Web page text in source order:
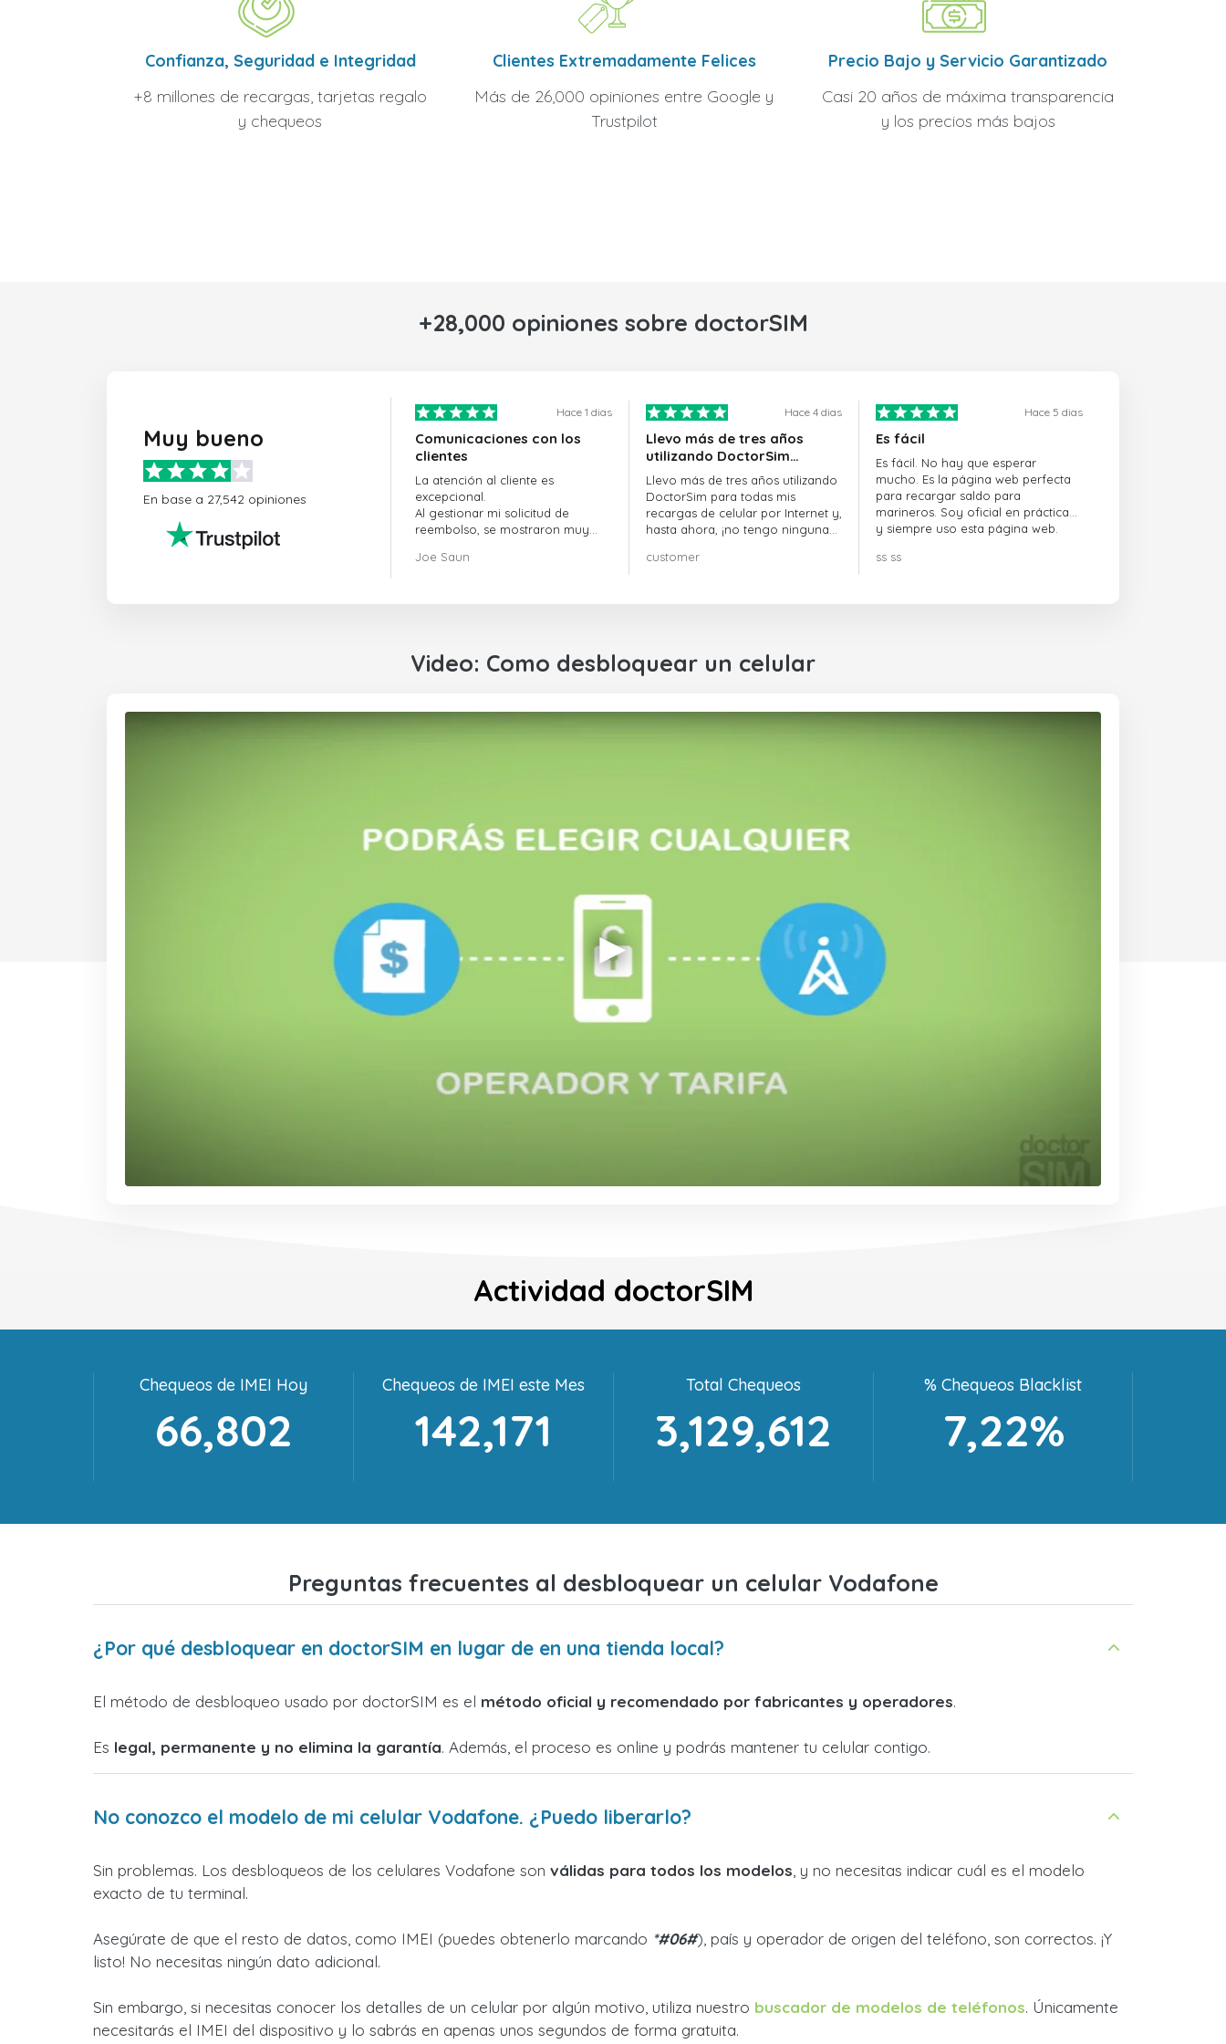
Confianza, Seguridad e Integridad
+8 millones de recargas, tarjetas regalo
y chequeos
Clientes Extremadamente Felices
Más de 26,000 opiniones entre Google y
Trustpilot
Precio Bajo y Servicio Garantizado
Casi 20 años de máxima transparencia
y los precios más bajos
+28,000 opiniones sobre doctorSIM
Muy bueno
En base a 27,542 opiniones
Hace 1 dias
Comunicaciones con los
clientes
La atención al cliente es
excepcional.
Al gestionar mi solicitud de
reembolso, se mostraron muy
gestión, y resolvieron mi
Joe Saun
Hace 4 dias
Llevo más de tres años
utilizando DoctorSim…
Llevo más de tres años utilizando
DoctorSim para todas mis
recargas de celular por Internet y,
hasta ahora, ¡no tengo ninguna
customer
Hace 5 dias
Es fácil
Es fácil. No hay que esperar
mucho. Es la página web perfecta
para recargar saldo para
marineros. Soy oficial en prácticas
y siempre uso esta página web.
ss ss
Video: Como desbloquear un celular
Actividad doctorSIM
Chequeos de IMEI Hoy
66,802
Chequeos de IMEI este Mes
142,171
Total Chequeos
3,129,612
% Chequeos Blacklist
7,22%
Preguntas frecuentes al desbloquear un celular Vodafone
¿Por qué desbloquear en doctorSIM en lugar de en una tienda local?
El método de desbloqueo usado por doctorSIM es el método oficial y recomendado por fabricantes y operadores.
Es legal, permanente y no elimina la garantía. Además, el proceso es online y podrás mantener tu celular contigo.
No conozco el modelo de mi celular Vodafone. ¿Puedo liberarlo?
Sin problemas. Los desbloqueos de los celulares Vodafone son válidas para todos los modelos , y no necesitas indicar cuál es el modelo
exacto de tu terminal.
Asegúrate de que el resto de datos, como IMEI (puedes obtenerlo marcando *#06#), país y operador de origen del teléfono, son correctos. ¡Y
listo! No necesitas ningún dato adicional.
Sin embargo, si necesitas conocer los detalles de un celular por algún motivo, utiliza nuestro buscador de modelos de teléfonos. Únicamente
necesitarás el IMEI del dispositivo y lo sabrás en apenas unos segundos de forma gratuita.